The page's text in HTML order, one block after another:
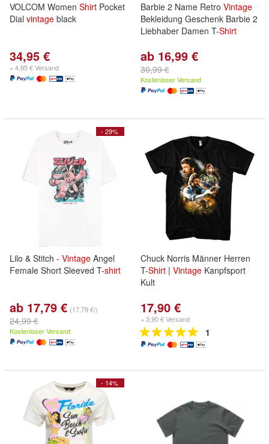
VOLCOM Women Shirt Pocket
Dial vintage black
34,95 €
+ 4,95 € Versand
Barbie 2 Name Retro Vintage
Bekleidung Geschenk Barbie 2
Liebhaber Damen T-Shirt
ab 16,99 €
30,99 €
Kostenloser Versand
- 29%
Lilo & Stitch - Vintage Angel
Female Short Sleeved T-shirt
ab 17,79 € (17,79 €/)
24,99 €
Kostenloser Versand
Chuck Norris Männer Herren
T-Shirt | Vintage Kanpfsport
Kult
17,90 €
+ 3,90 € Versand
1
- 14%